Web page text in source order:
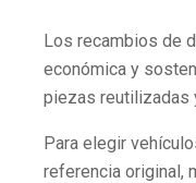
Los recambios de
económica y
piezas reutilizadas
Para elegir
referencia original,